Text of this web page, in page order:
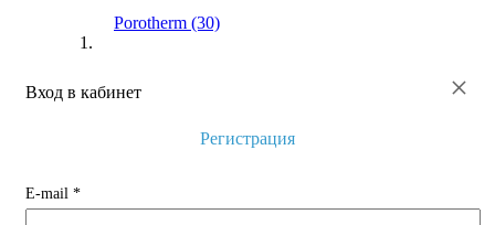
Porotherm (30)
×
Вход в кабинет
Регистрация
E-mail *